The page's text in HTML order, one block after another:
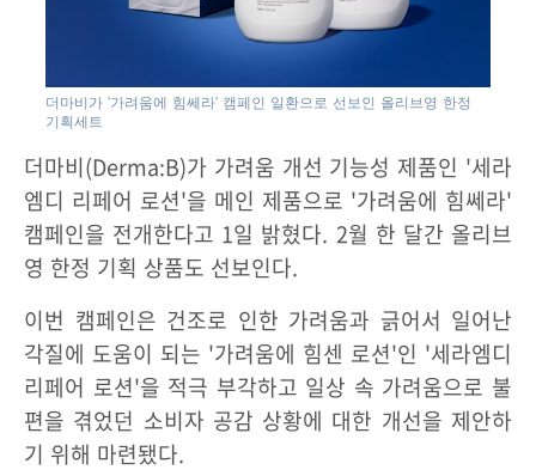
더마비가 '가려움에 힘쎄라' 캠페인 일환으로 선보인 올리브영 한정
기획세트
더마비(Derma:B)가 가려움 개선 기능성 제품인 '세라
엠디 리페어 로션'을 메인 제품으로 '가려움에 힘쎄라'
캠페인을 전개한다고 1일 밝혔다. 2월 한 달간 올리브
영 한정 기획 상품도 선보인다.
이번 캠페인은 건조로 인한 가려움과 긁어서 일어난
각질에 도움이 되는 '가려움에 힘센 로션'인 '세라엠디
리페어 로션'을 적극 부각하고 일상 속 가려움으로 불
편을 겪었던 소비자 공감 상황에 대한 개선을 제안하
기 위해 마련됐다.